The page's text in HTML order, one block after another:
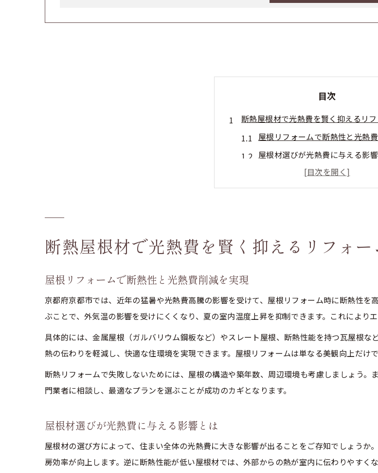
目次
断熱屋根材で光熱費を賢く抑えるリ
屋根リフォームで断熱性と光熱
屋根材選びが光熱費に与える影
断熱屋根材の種類ごとの特徴とポ
屋根の断熱性能向上で暮らしが
屋根の断熱性が夏の室温に与える
暑さ対策としておすすめの屋根
屋根選びで夏の快適さと省エネ
屋根のリフォームで快適な住まいを
屋根断熱リフォームで快適性が
屋根材の選び方で住み心地が大
断熱性に優れた屋根材の選定ポイ
断熱に強い屋根材の特徴と選び方ガ
断熱性が高い屋根材の選び方を
断熱屋根材で光熱費を賢く抑えるリフォー
屋根リフォームで断熱性と光熱費削減を実現
京都府京都市では、近年の猛暑や光熱費高騰の影響を受けて、屋根リフォーム時に断熱性
ぶことで、外気温の影響を受けにくくなり、夏の室内温度上昇を抑制できます。これにより
具体的には、金属屋根（ガルバリウム鋼板など）やスレート屋根、断熱性能を持つ瓦屋根な
熱の伝わりを軽減し、快適な住環境を実現できます。屋根リフォームは単なる美観向上だけ
断熱リフォームで失敗しないためには、屋根の構造や築年数、周辺環境も考慮しましょう
門業者に相談し、最適なプランを選ぶことが成功のカギとなります。
屋根材選びが光熱費に与える影響とは
屋根材の選び方によって、住まい全体の光熱費に大きな影響が出ることをご存知でしょう
房効率が向上します。逆に断熱性能が低い屋根材では、外部からの熱が室内に伝わりやすく